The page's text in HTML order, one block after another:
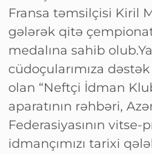
Fransa təmsilçisi Kiril
gələrək qitə
medalına sahib
cüdoçularımıza dəstək
olan “Neftçi İdman
aparatının rəhbəri,
Federasiyasının vitse-
idmançımızı tarixi